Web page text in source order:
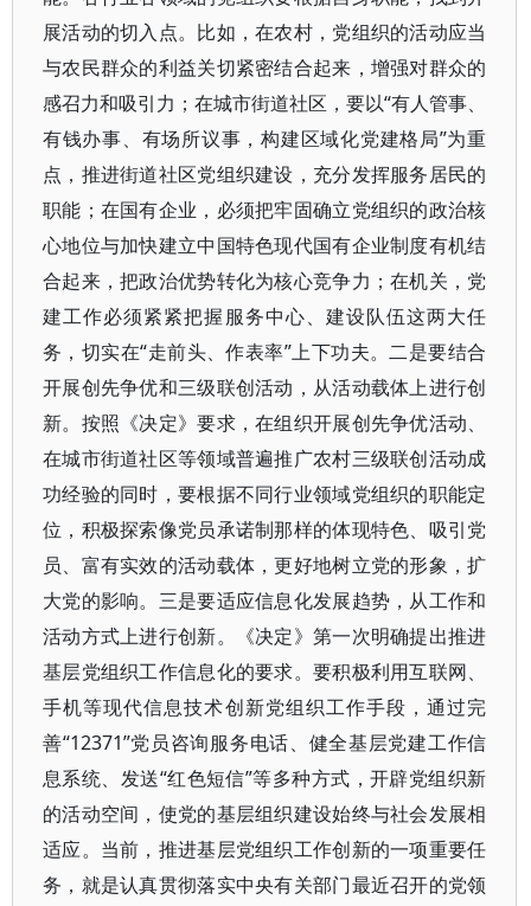
展活动的切入点。比如，在农村，党组织的活动应当
与农民群众的利益关切紧密结合起来，增强对群众的
感召力和吸引力；在城市街道社区，要以“有人管事、
有钱办事、有场所议事，构建区域化党建格局”为重
点，推进街道社区党组织建设，充分发挥服务居民的
职能；在国有企业，必须把牢固确立党组织的政治核
心地位与加快建立中国特色现代国有企业制度有机结
合起来，把政治优势转化为核心竞争力；在机关，党
建工作必须紧紧把握服务中心、建设队伍这两大任
务，切实在“走前头、作表率”上下功夫。二是要结合
开展创先争优和三级联创活动，从活动载体上进行创
新。按照《决定》要求，在组织开展创先争优活动、
在城市街道社区等领域普遍推广农村三级联创活动成
功经验的同时，要根据不同行业领域党组织的职能定
位，积极探索像党员承诺制那样的体现特色、吸引党
员、富有实效的活动载体，更好地树立党的形象，扩
大党的影响。三是要适应信息化发展趋势，从工作和
活动方式上进行创新。《决定》第一次明确提出推进
基层党组织工作信息化的要求。要积极利用互联网、
手机等现代信息技术创新党组织工作手段，通过完
善“12371”党员咨询服务电话、健全基层党建工作信
息系统、发送“红色短信”等多种方式，开辟党组织新
的活动空间，使党的基层组织建设始终与社会发展相
适应。当前，推进基层党组织工作创新的一项重要任
务，就是认真贯彻落实中央有关部门最近召开的党领